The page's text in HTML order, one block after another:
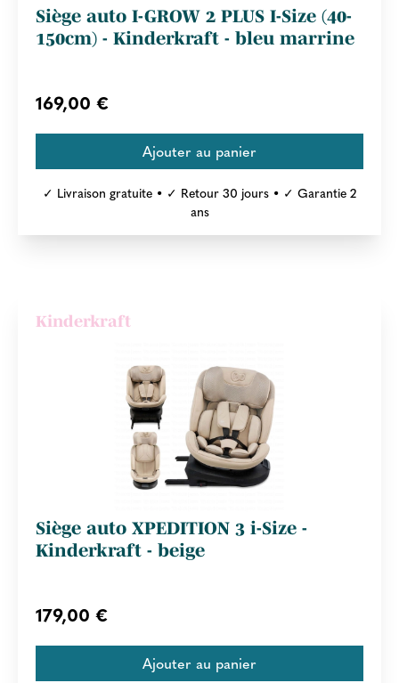
Siège auto I-GROW 2 PLUS I-Size (40-
150cm) - Kinderkraft - bleu marrine
169,00 €
✓ Livraison gratuite • ✓ Retour 30 jours • ✓ Garantie 2
ans
Kinderkraft
Siège auto XPEDITION 3 i-Size -
Kinderkraft - beige
179,00 €